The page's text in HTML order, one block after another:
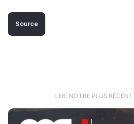
Source
LIRE NOTRE PLUS